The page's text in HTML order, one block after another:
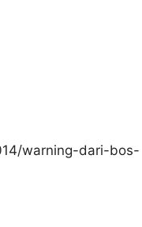
warning-dari-bos-